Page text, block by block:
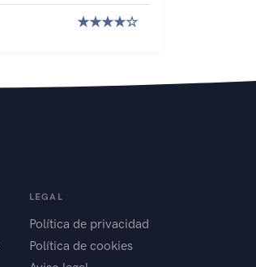
★★★★☆
LEGAL
Política de privacidad
Política de cookies